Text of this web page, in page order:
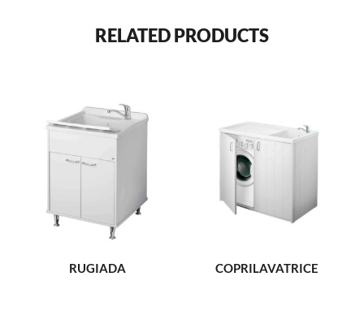
RELATED PRODUCTS
RUGIADA COPRILAVATRICE